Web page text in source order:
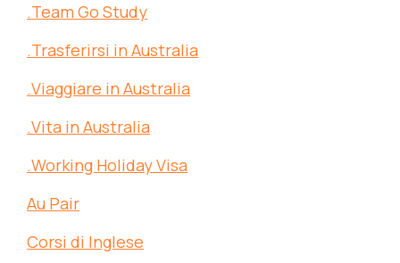
.Team Go Study
.Trasferirsi in Australia
.Viaggiare in Australia
.Vita in Australia
.Working Holiday Visa
Au Pair
Corsi di Inglese